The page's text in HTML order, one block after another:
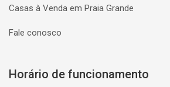
Casas à Venda em Praia Grande
Fale conosco
Horário de funcionamento